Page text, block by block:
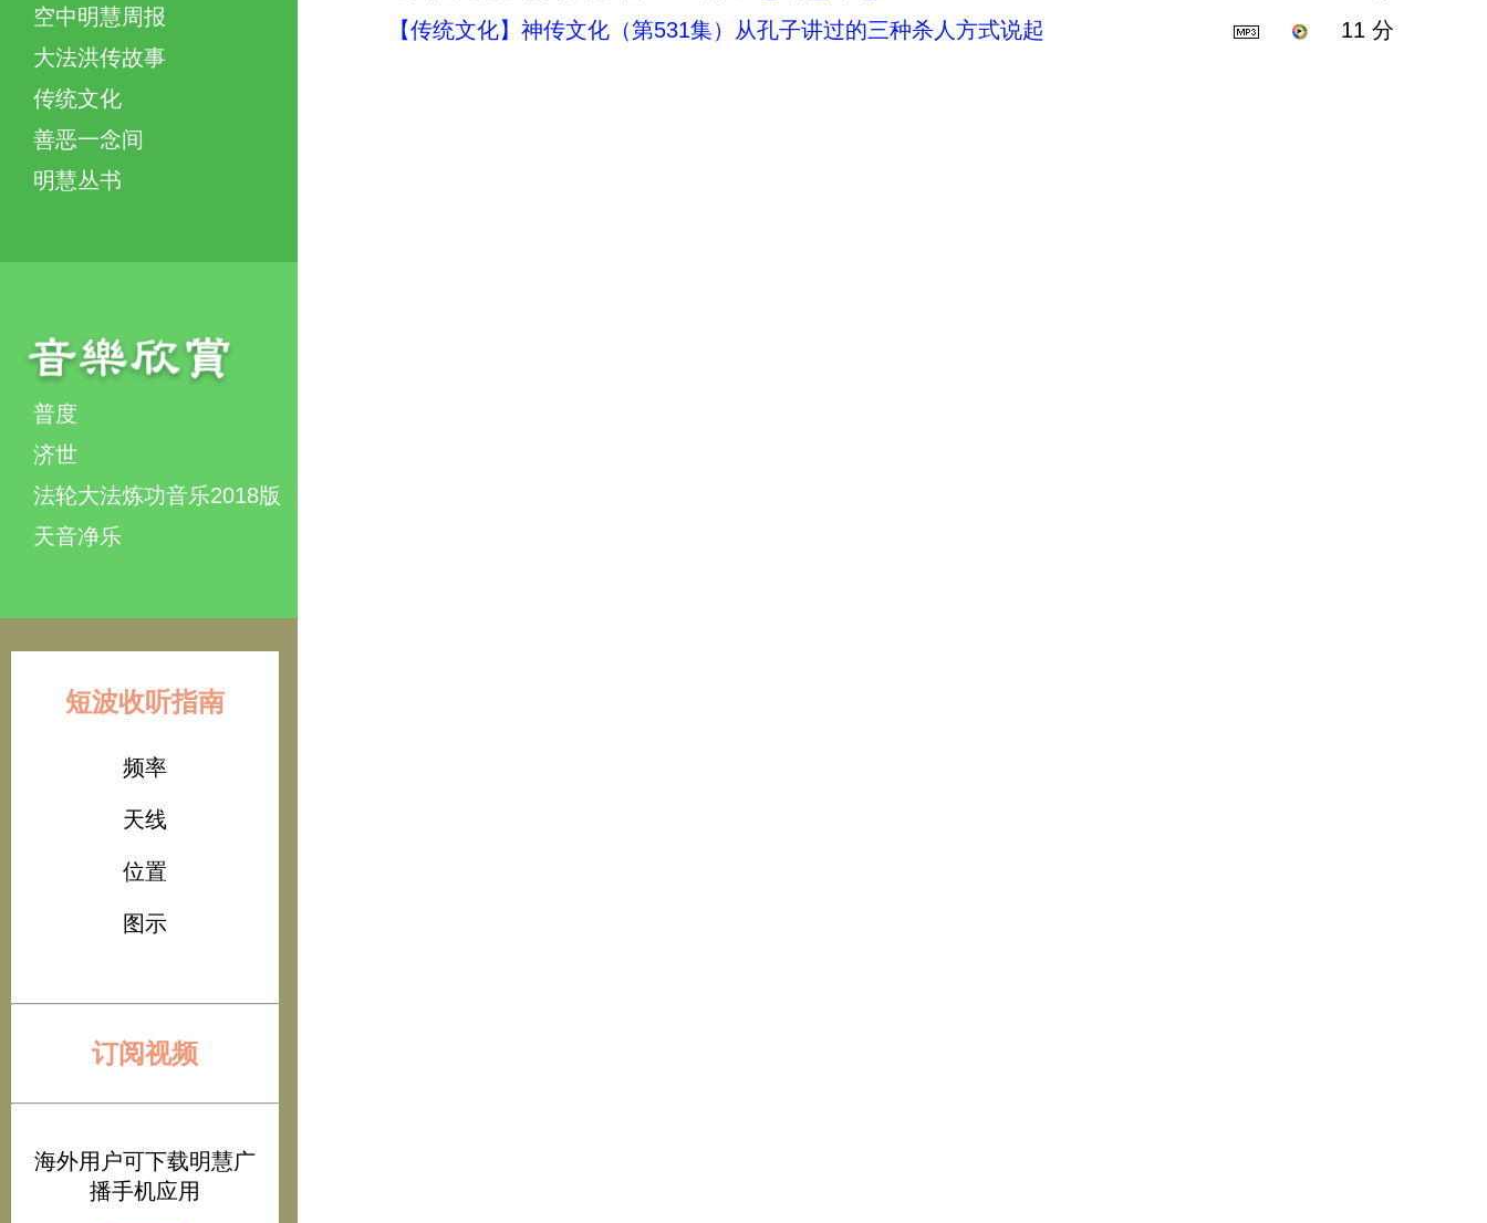
空中明慧周报
大法洪传故事
传统文化
善恶一念间
明慧丛书
普度
济世
法轮大法炼功音乐2018版
天音净乐
短波收听指南
频率
天线
位置
图示
订阅视频
海外用户可下载明慧广
播手机应用
【传统文化】神传文化（第531集）从孔子讲过的三种杀人方式说起
11 分